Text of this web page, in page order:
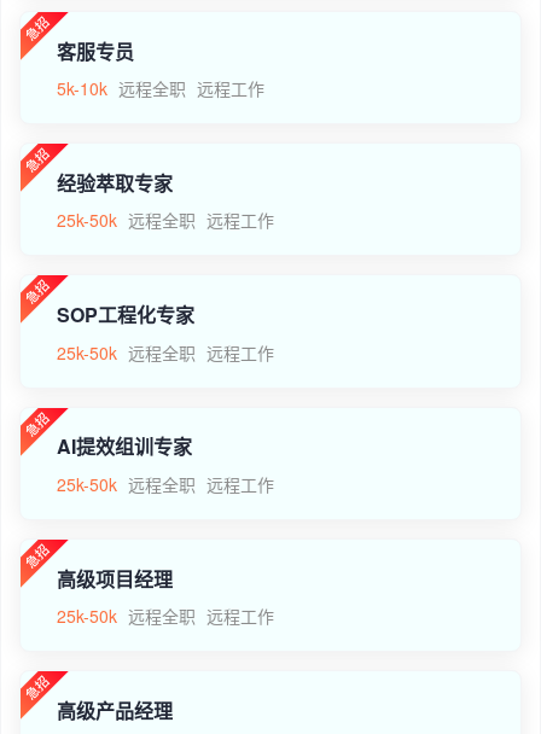
客服专员
5k-10k 远程全职 远程工作
经验萃取专家
25k-50k 远程全职 远程工作
SOP工程化专家
25k-50k 远程全职 远程工作
AI提效组训专家
25k-50k 远程全职 远程工作
高级项目经理
25k-50k 远程全职 远程工作
高级产品经理